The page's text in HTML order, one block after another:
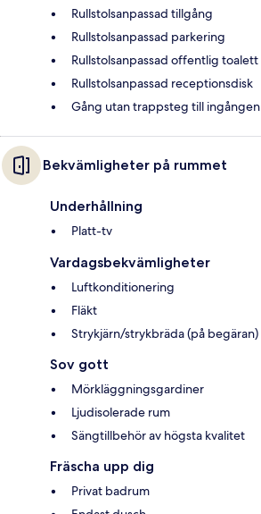
Rullstolsanpassad tillgång
Rullstolsanpassad parkering
Rullstolsanpassad offentlig toalett
Rullstolsanpassad receptionsdisk
Gång utan trappsteg till ingången
Bekvämligheter på rummet
Underhållning
Platt-tv
Vardagsbekvämligheter
Luftkonditionering
Fläkt
Strykjärn/strykbräda (på begäran)
Sov gott
Mörkläggningsgardiner
Ljudisolerade rum
Sängtillbehör av högsta kvalitet
Fräscha upp dig
Privat badrum